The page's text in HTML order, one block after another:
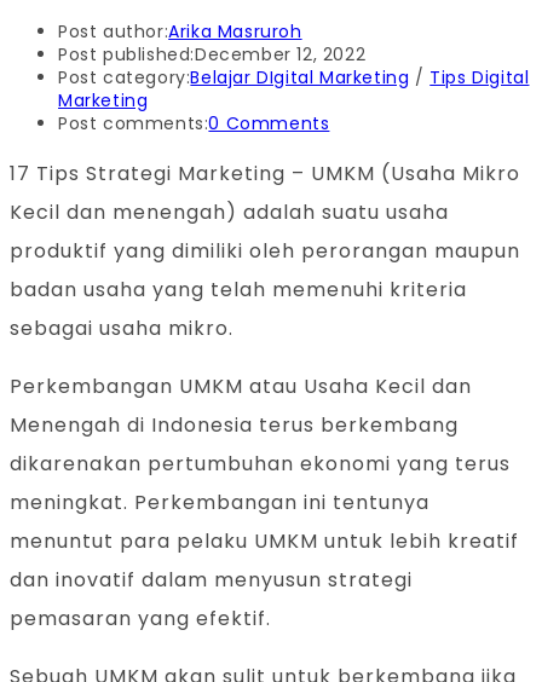
Post author:Arika Masruroh
Post published:December 12, 2022
Post category:Belajar DIgital Marketing / Tips Digital
Marketing
Post comments:0 Comments
17 Tips Strategi Marketing – UMKM (Usaha Mikro
Kecil dan menengah) adalah suatu usaha
produktif yang dimiliki oleh perorangan maupun
badan usaha yang telah memenuhi kriteria
sebagai usaha mikro.
Perkembangan UMKM atau Usaha Kecil dan
Menengah di Indonesia terus berkembang
dikarenakan pertumbuhan ekonomi yang terus
meningkat. Perkembangan ini tentunya
menuntut para pelaku UMKM untuk lebih kreatif
dan inovatif dalam menyusun strategi
pemasaran yang efektif.
Sebuah UMKM akan sulit untuk berkembang jika